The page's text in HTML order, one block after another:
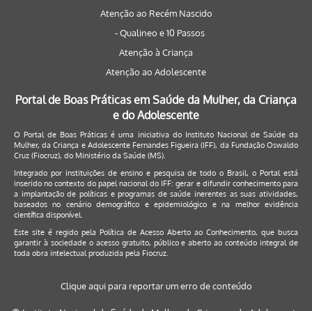
Atenção ao Recém Nascido
- Qualineo e 10 Passos
Atenção à Criança
Atenção ao Adolescente
Portal de Boas Práticas em Saúde da Mulher, da Criança
e do Adolescente
O Portal de Boas Práticas é uma iniciativa do Instituto Nacional de Saúde da
Mulher, da Criança e Adolescente Fernandes Figueira (IFF), da Fundação Oswaldo
Cruz (Fiocruz), do Ministério da Saúde (MS).
Integrado por instituições de ensino e pesquisa de todo o Brasil, o Portal está
inserido no contexto do papel nacional do IFF: gerar e difundir conhecimento para
a implantação de políticas e programas de saúde inerentes as suas atividades,
baseados no cenário demográfico e epidemiológico e na melhor evidência
científica disponível.
Este site é regido pela Política de Acesso Aberto ao Conhecimento, que busca
garantir à sociedade o acesso gratuito, público e aberto ao conteúdo integral de
toda obra intelectual produzida pela Fiocruz.
Clique aqui para reportar um erro de conteúdo